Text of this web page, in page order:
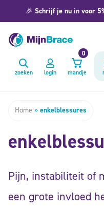
🎉 Schrijf je nu in voor
zoeken login mandje
0
Home » enkelblessures
Pijn, instabiliteit of
een grote invloed